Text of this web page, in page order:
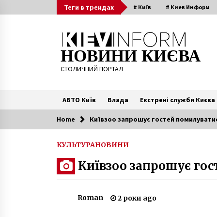
to
Теги в трендах # Київ # Киев Информ
НОВИНИ КИЄВА
СТОЛИЧНИЙ ПОРТАЛ
АВТО Київ Влада Екстрені служби Києва
Читають зараз
нарколабораторію
7 років ago
Як в Україні діють шахраї під час
Home Київзоо запрошує гостей
КУЛЬТУРАНОВИНИ
Київзоо запрошує
Roman 2 роки ago